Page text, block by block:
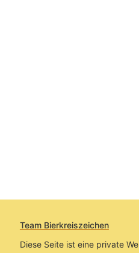
Team Bierkreiszeichen
Diese Seite ist eine private